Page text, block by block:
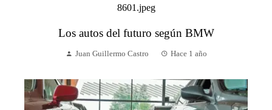
Los autos del futuro según BMW
Juan Guillermo Castro Hace 1 año